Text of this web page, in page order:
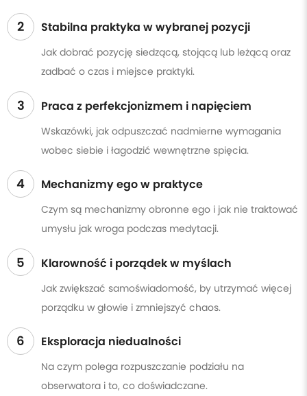
2 Stabilna praktyka w wybranej pozycji
Jak dobrać pozycję siedzącą, stojącą lub leżącą oraz
zadbać o czas i miejsce praktyki.
3 Praca z perfekcjonizmem i napięciem
Wskazówki, jak odpuszczać nadmierne wymagania
wobec siebie i łagodzić wewnętrzne spięcia.
4 Mechanizmy ego w praktyce
Czym są mechanizmy obronne ego i jak nie traktować
umysłu jak wroga podczas medytacji.
5 Klarowność i porządek w myślach
Jak zwiększać samoświadomość, by utrzymać więcej
porządku w głowie i zmniejszyć chaos.
6 Eksploracja niedualności
Na czym polega rozpuszczanie podziału na
obserwatora i to, co doświadczane.